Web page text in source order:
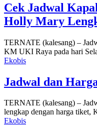
Cek Jadwal
Holly Mary
TERNATE (kalesang) –
KM UKI Raya pada hari
Ekobis
Jadwal dan
TERNATE (kalesang) –
lengkap dengan harga
Ekobis